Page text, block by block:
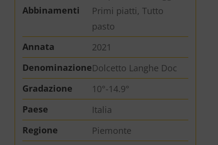
Abbinamenti
Primi piatti, Tutto
pasto
Annata
2021
DenominazioneDolcetto Langhe Doc
Gradazione
10°-14.9°
Paese
Italia
Regione
Piemonte